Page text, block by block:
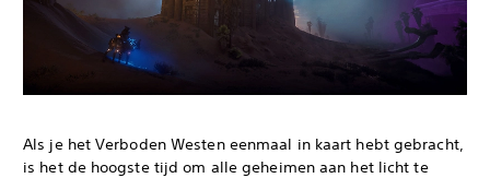
Als je het Verboden Westen eenmaal in kaart hebt gebracht,
is het de hoogste tijd om alle geheimen aan het licht te